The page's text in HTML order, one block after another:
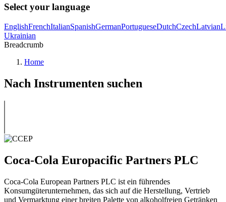
Select your language
EnglishFrenchItalianSpanishGermanPortugueseDutchCzechLatvian
Ukrainian
Breadcrumb
Home
Nach Instrumenten suchen
Coca-Cola Europacific Partners PLC
Coca-Cola European Partners PLC ist ein führendes
Konsumgüterunternehmen, das sich auf die Herstellung, Vertrieb
und Vermarktung einer breiten Palette von alkoholfreien Getränken